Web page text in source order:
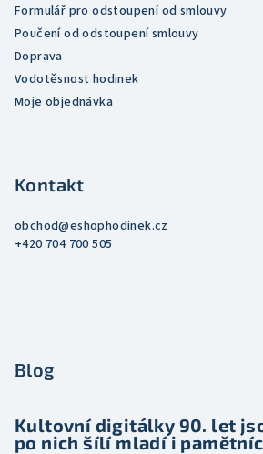
s
Formulář pro odstoupení od smlouvy
Poučení od odstoupení smlouvy
Doprava
Vodotěsnost hodinek
Moje objednávka
Kontakt
obchod@eshophodinek.cz
+420 704 700 505
Blog
Kultovní digitálky 90. let
po nich šílí mladí i